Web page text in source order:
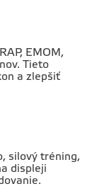
EMOM,
Tieto
a zlepšiť
silový tréning,
displeji